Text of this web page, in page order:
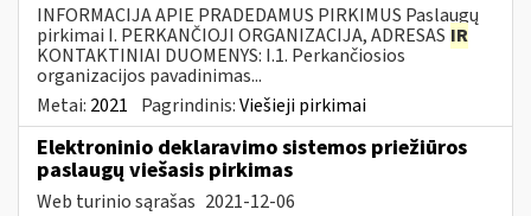
INFORMACIJA APIE PRADEDAMUS PIRKIMUS Paslaugų
pirkimai I. PERKANČIOJI ORGANIZACIJA, ADRESAS IR
KONTAKTINIAI DUOMENYS: I.1. Perkančiosios
organizacijos pavadinimas...
Metai: 2021 Pagrindinis:Viešieji pirkimai
Elektroninio deklaravimo sistemos priežiūros
paslaugų viešasis pirkimas
Web turinio sąrašas 2021-12-06